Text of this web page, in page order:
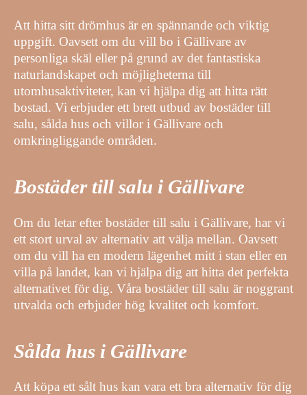
Att hitta sitt drömhus är en spännande och viktig
uppgift. Oavsett om du vill bo i Gällivare av
personliga skäl eller på grund av det fantastiska
naturlandskapet och möjligheterna till
utomhusaktiviteter, kan vi hjälpa dig att hitta rätt
bostad. Vi erbjuder ett brett utbud av bostäder till
salu, sålda hus och villor i Gällivare och
omkringliggande områden.
Bostäder till salu i Gällivare
Om du letar efter bostäder till salu i Gällivare, har vi
ett stort urval av alternativ att välja mellan. Oavsett
om du vill ha en modern lägenhet mitt i stan eller en
villa på landet, kan vi hjälpa dig att hitta det perfekta
alternativet för dig. Våra bostäder till salu är noggrant
utvalda och erbjuder hög kvalitet och komfort.
Sålda hus i Gällivare
Att köpa ett sålt hus kan vara ett bra alternativ för dig